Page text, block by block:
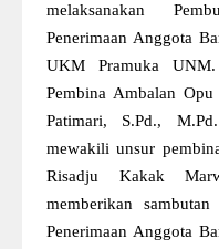
melaksanakan
Penerimaan Anggota
UKM Pramuka
Pembina Ambalan
Patimari, S.Pd.,
mewakili unsur
Risadju Kakak
memberikan
Penerimaan Anggota